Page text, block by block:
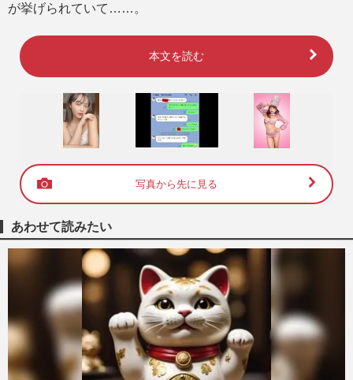
が挙げられていて……。
本文を読む
写真から先に見る
あわせて読みたい